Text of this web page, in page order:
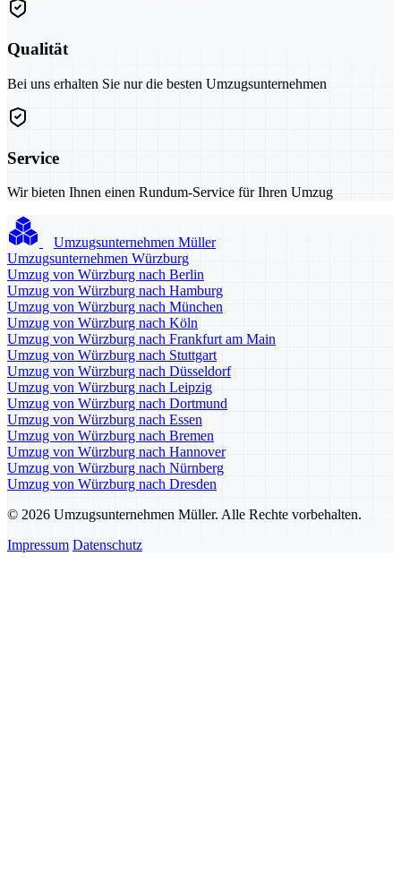
Qualität
Bei uns erhalten Sie nur die besten Umzugsunternehmen
Service
Wir bieten Ihnen einen Rundum-Service für Ihren Umzug
Umzugsunternehmen Müller
Umzugsunternehmen Würzburg
Umzug von Würzburg nach Berlin
Umzug von Würzburg nach Hamburg
Umzug von Würzburg nach München
Umzug von Würzburg nach Köln
Umzug von Würzburg nach Frankfurt am Main
Umzug von Würzburg nach Stuttgart
Umzug von Würzburg nach Düsseldorf
Umzug von Würzburg nach Leipzig
Umzug von Würzburg nach Dortmund
Umzug von Würzburg nach Essen
Umzug von Würzburg nach Bremen
Umzug von Würzburg nach Hannover
Umzug von Würzburg nach Nürnberg
Umzug von Würzburg nach Dresden
© 2026 Umzugsunternehmen Müller. Alle Rechte vorbehalten.
Impressum Datenschutz